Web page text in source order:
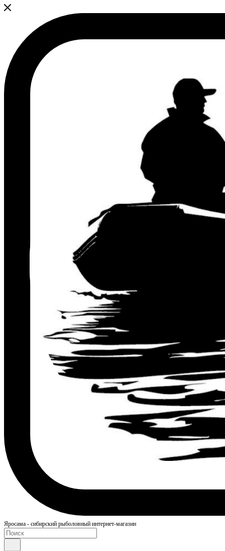
Яросама - сибирский рыболовный интернет-магазин